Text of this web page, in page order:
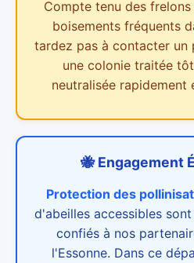
Compte tenu des frelons
boisements fréquents
tardez pas à contacter un
une colonie traitée
neutralisée rapidement
🐝 Engagement
Protection des
d'abeilles accessibles
confiés à nos
l'Essonne. Dans ce